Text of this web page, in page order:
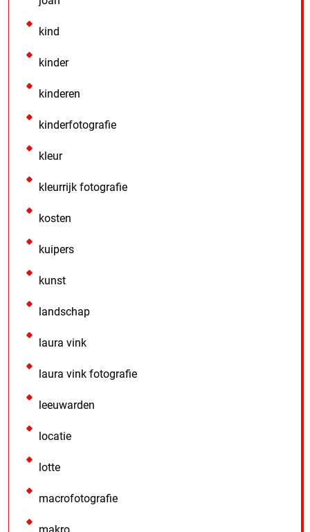
kind
kinder
kinderen
kinderfotografie
kleur
kleurrijk fotografie
kosten
kuipers
kunst
landschap
laura vink
laura vink fotografie
leeuwarden
locatie
lotte
macrofotografie